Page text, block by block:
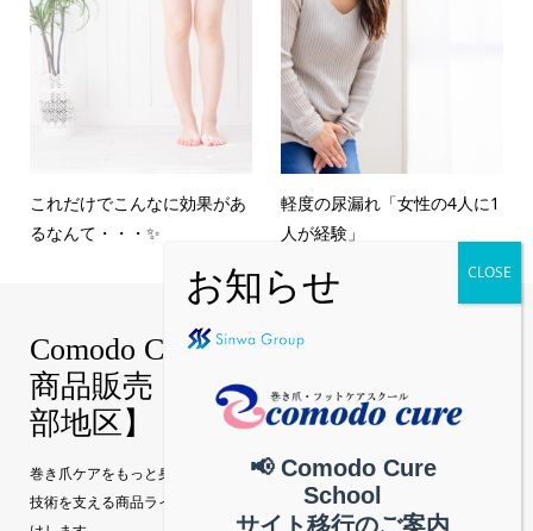
これだけでこんなに効果があ
るなんて・・・✨
軽度の尿漏れ「女性の4人に1
人が経験」
Comodo Cure｜巻き爪補正技術・
商品販売【真和グループ公式│中
部地区】
巻き爪ケアをもっと身近に。 Comodo Cure（コモドキュア）の特許補正
技術を支える商品ラインナップを、真和グループ公式サイトから直接お届
📢 Comodo Cure
School
サイト移行のご案内